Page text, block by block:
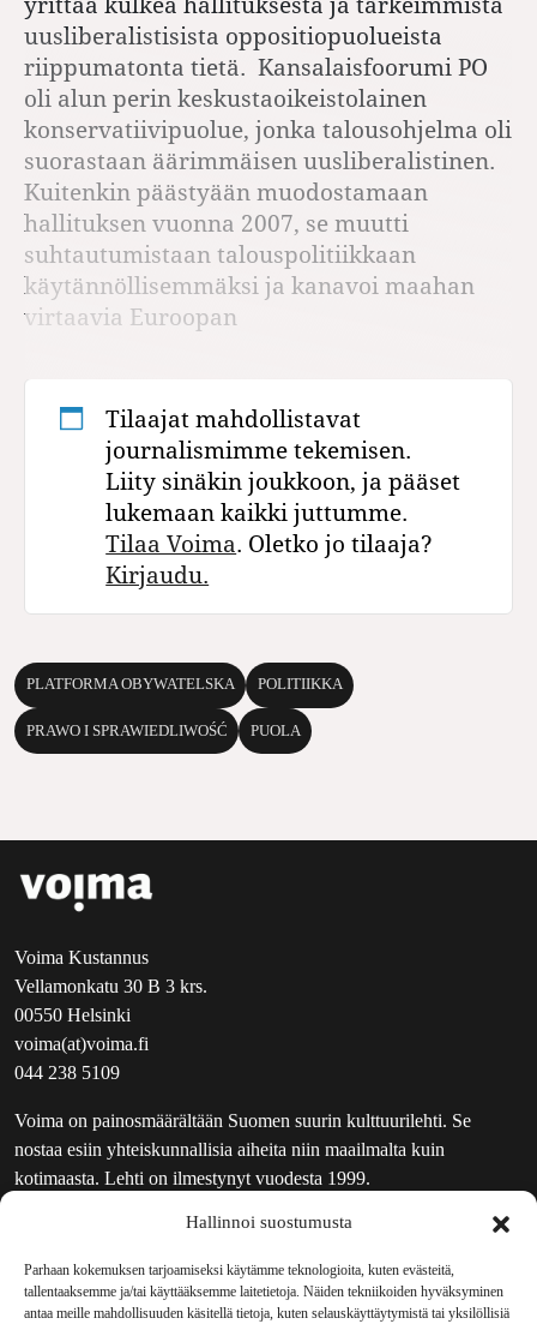
Hallinnoi suostumusta
Parhaan kokemuksen tarjoamiseksi käytämme teknologioita, kuten evästeitä,
tallentaaksemme ja/tai käyttääksemme laitetietoja. Näiden tekniikoiden hyväksyminen
antaa meille mahdollisuuden käsitellä tietoja, kuten selauskäyttäytymistä tai yksilöllisiä
uusliberalistisista oppositiopuolueista
riippumatonta tietä. Kansalaisfoorumi PO
oli alun perin keskustaoikeistolainen
konservatiivipuolue, jonka talousohjelma oli
suorastaan äärimmäisen uusliberalistinen.
Kuitenkin päästyään muodostamaan
hallituksen vuonna 2007, se muutti
suhtautumistaan talouspolitiikkaan
käytännöllisemmäksi ja kanavoi maahan
virtaavia Euroopan
Tilaajat mahdollistavat
journalismimme tekemisen.
Liity sinäkin joukkoon, ja pääset
lukemaan kaikki juttumme.
Tilaa Voima. Oletko jo tilaaja?
Kirjaudu.
PLATFORMA OBYWATELSKA POLITIIKKA
PRAWO I SPRAWIEDLIWOŚĆ PUOLA
Voima Kustannus
Vellamonkatu 30 B 3 krs.
00550 Helsinki
voima(at)voima.fi
044 238 5109
Voima on painosmäärältään Suomen suurin kulttuurilehti. Se
nostaa esiin yhteiskunnallisia aiheita niin maailmalta kuin
kotimaasta. Lehti on ilmestynyt vuodesta 1999.
UUTISKIRJE
MAINOSTAJILLE